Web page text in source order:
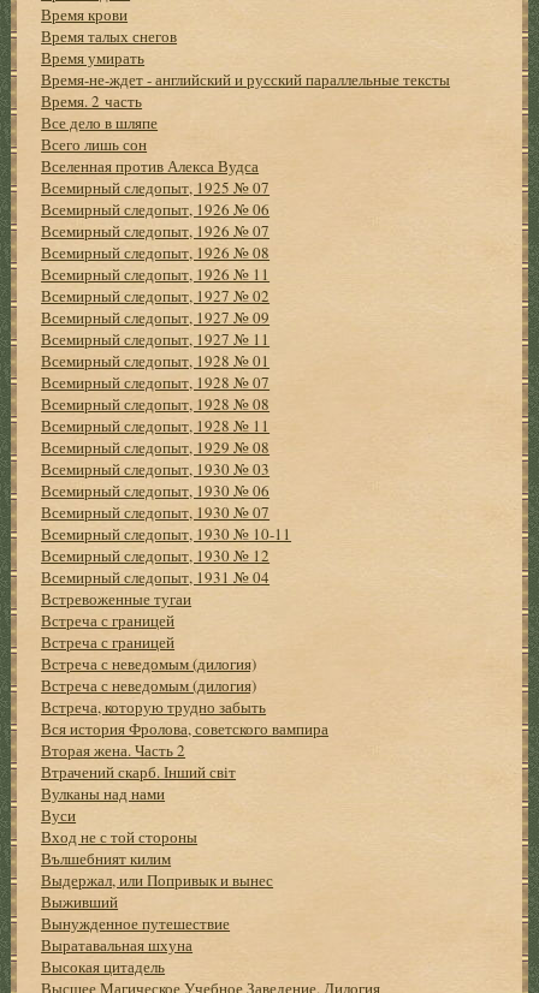
Время крови
Время талых снегов
Время умирать
Время-не-ждет - английский и русский параллельные тексты
Время. 2 часть
Все дело в шляпе
Всего лишь сон
Вселенная против Алекса Вудса
Всемирный следопыт, 1925 № 07
Всемирный следопыт, 1926 № 06
Всемирный следопыт, 1926 № 07
Всемирный следопыт, 1926 № 08
Всемирный следопыт, 1926 № 11
Всемирный следопыт, 1927 № 02
Всемирный следопыт, 1927 № 09
Всемирный следопыт, 1927 № 11
Всемирный следопыт, 1928 № 01
Всемирный следопыт, 1928 № 07
Всемирный следопыт, 1928 № 08
Всемирный следопыт, 1928 № 11
Всемирный следопыт, 1929 № 08
Всемирный следопыт, 1930 № 03
Всемирный следопыт, 1930 № 06
Всемирный следопыт, 1930 № 07
Всемирный следопыт, 1930 № 10-11
Всемирный следопыт, 1930 № 12
Всемирный следопыт, 1931 № 04
Встревоженные тугаи
Встреча с границей
Встреча с границей
Встреча с неведомым (дилогия)
Встреча с неведомым (дилогия)
Встреча, которую трудно забыть
Вся история Фролова, советского вампира
Вторая жена. Часть 2
Втрачений скарб. Інший світ
Вулканы над нами
Вуси
Вход не с той стороны
Вълшебният килим
Выдержал, или Попривык и вынес
Выживший
Вынужденное путешествие
Выратавальная шхуна
Высокая цитадель
Высшее Магическое Учебное Заведение. Дилогия